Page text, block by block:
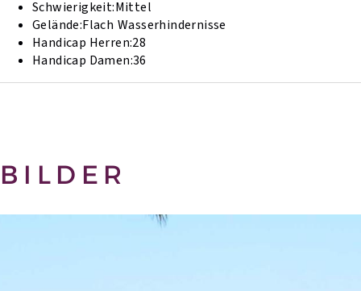
Schwierigkeit:Mittel
Gelände:Flach Wasserhindernisse
Handicap Herren:28
Handicap Damen:36
BILDER